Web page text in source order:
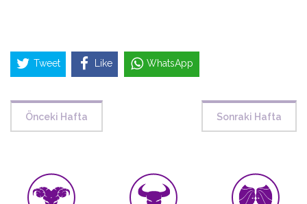
Tweet Like WhatsApp
Önceki Hafta Sonraki Hafta